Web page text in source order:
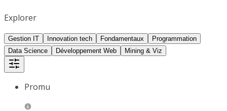
Explorer
Gestion IT Innovation tech Fondamentaux
Programmation
Data Science
Développement Web Mining & Viz
Promu